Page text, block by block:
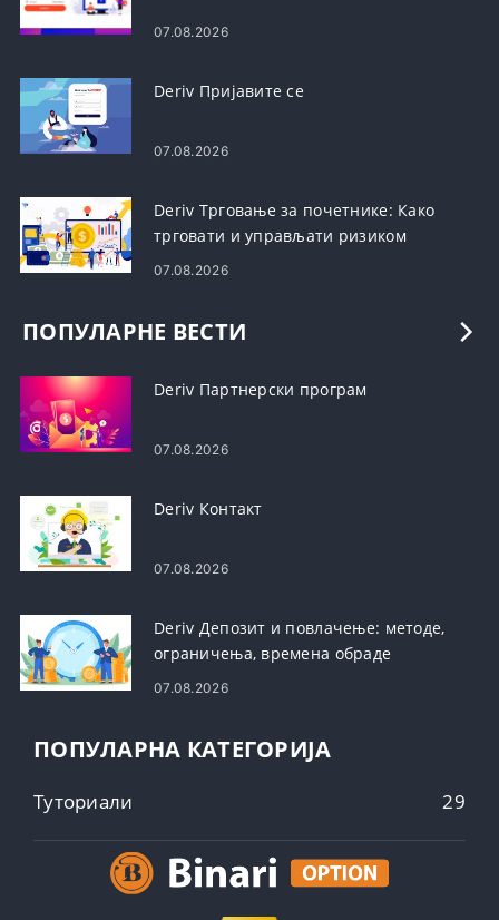
07.08.2026
Deriv Пријавите се
07.08.2026
Deriv Трговање за почетнике: Како
трговати и управљати ризиком
07.08.2026
ПОПУЛАРНЕ ВЕСТИ
Deriv Партнерски програм
07.08.2026
Deriv Контакт
07.08.2026
Deriv Депозит и повлачење: методе,
ограничења, времена обраде
07.08.2026
ПОПУЛАРНА КАТЕГОРИЈА
Туториали 29